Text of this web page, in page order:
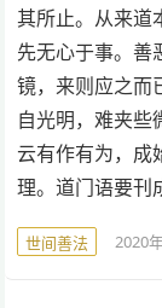
其所止。从来道
先无心于事。善
镜，来则应之而
自光明，难夹些
云有作有为，成
理。道门语要刊
世间善法 2020